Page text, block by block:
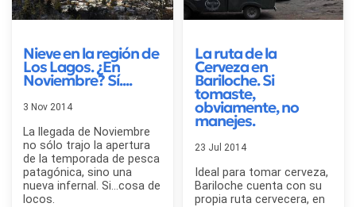
Nieve en la región de
Los Lagos. ¿En
Noviembre? Sí....
3 Nov 2014
La llegada de Noviembre
no sólo trajo la apertura
de la temporada de pesca
patagónica, sino una
nueva infernal. Si...cosa de
locos.
La ruta de la
Cerveza en
Bariloche. Si
tomaste,
obviamente, no
manejes.
23 Jul 2014
Ideal para tomar cerveza,
Bariloche cuenta con su
propia ruta cervecera, en